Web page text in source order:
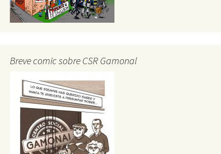
Breve comic sobre CSR Gamonal